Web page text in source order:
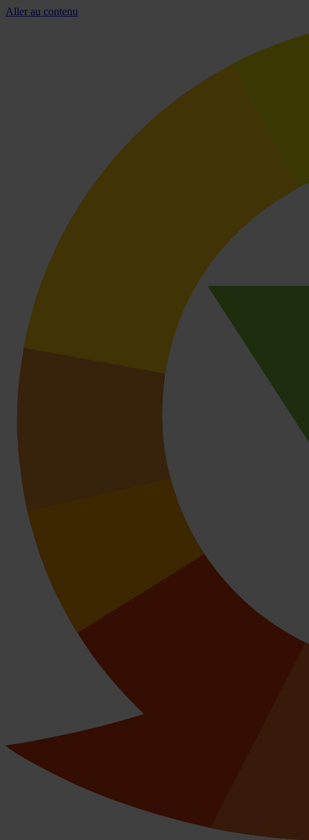
Aller au contenu